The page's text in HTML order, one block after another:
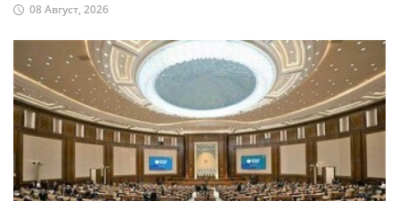
08 Август, 2026